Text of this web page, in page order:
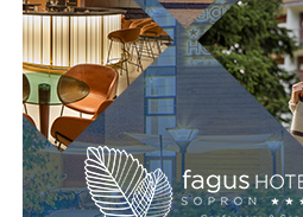
Este important de înțeles că
poligraf trebuie interpretat în
și al celorlalte informații
abordare echilibrată îi conferă
complementar de verificare.
Un pas spre